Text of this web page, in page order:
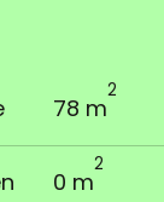
78 m
2
0 m
2